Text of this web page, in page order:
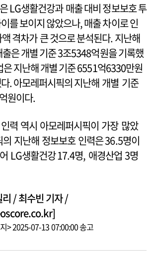
LG생활건강과 매출 대비 정보보호 투
를 보이지 않았으나, 매출 차이로 인
격차가 큰 것으로 분석된다. 지난해
은 개별 기준 3조5348억원을 기록했
은 지난해 개별 기준 6551억6330만원
. 아모레퍼시픽의 지난해 개별 기준
원이다.
력 역시 아모레퍼시픽이 가장 많았
지난해 정보보호 인력은 36.5명이
LG생활건강 17.4명, 애경산업 3명
/ 최수빈 기자 /
> 2025-07-13 07:00:00 송고